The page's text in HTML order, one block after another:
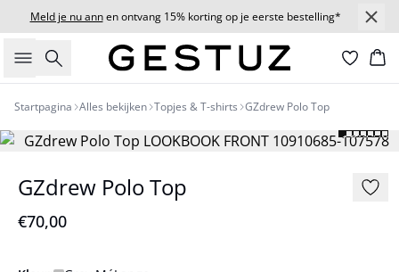
Meld je nu annen ontvang 15% korting op je eerste bestelling*
Zoeken
Startpagina Alles bekijken Topjes & T-shirts GZdrew Polo Top
GZdrew Polo Top
€70,00